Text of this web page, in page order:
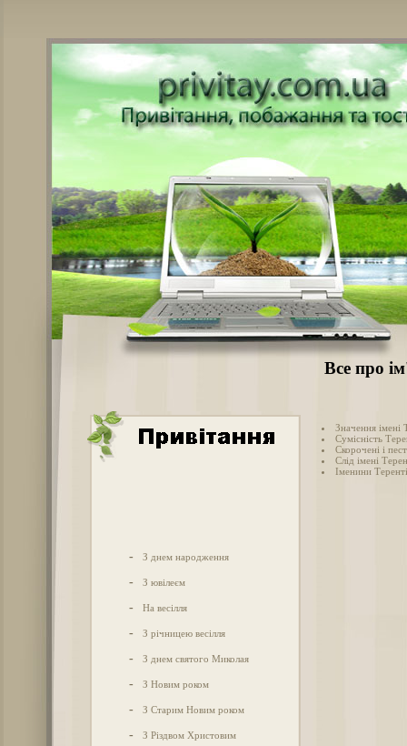
Все про
- З днем народження
- З ювілеєм
- На весілля
- З річницею весілля
- З днем святого Миколая
- З Новим роком
- З Старим Новим роком
- З Різдвом Христовим
Значення імені
Сумісність
Скорочені і
Слід імені
Іменини